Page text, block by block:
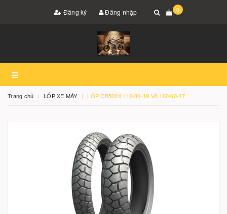
Đăng ký Đăng nhập 0
Trang chủ LỐP XE MÁY LỐP CB500X 110/80-19 VÀ 160/60-17